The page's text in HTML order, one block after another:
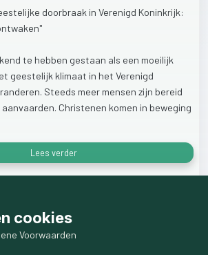
doorbraak in Verenigd Koninkrijk:
te hebben gestaan als een moeilijk
geestelijk klimaat in het Verenigd
Steeds meer mensen zijn bereid
aanvaarden. Christenen komen in beweging
Lees verder
cookies
Voorwaarden